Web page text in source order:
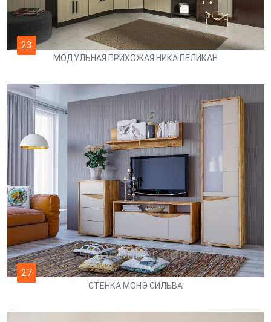
23
МОДУЛЬНАЯ ПРИХОЖАЯ НИКА ПЕЛИКАН
27
СТЕНКА МОНЭ СИЛЬВА